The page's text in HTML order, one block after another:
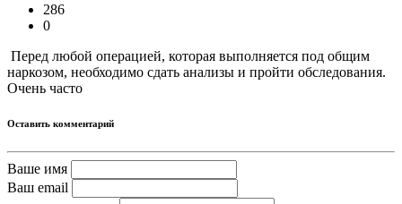
286
0
Перед любой операцией, которая выполняется под общим
наркозом, необходимо сдать анализы и пройти обследования.
Очень часто
Оставить комментарий
Ваше имя
Ваш email